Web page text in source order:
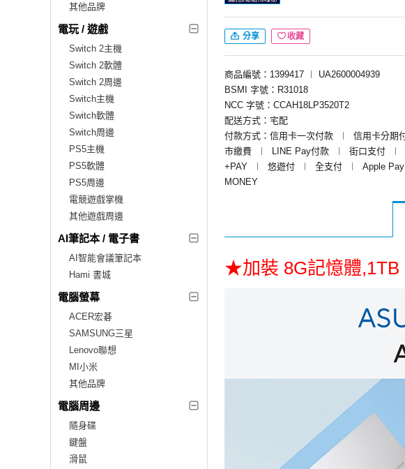
其他品牌
電玩 / 遊戲
Switch 2主機
Switch 2軟體
Switch 2周邊
Switch主機
Switch軟體
Switch周邊
PS5主機
PS5軟體
PS5周邊
電競遊戲掌機
其他遊戲周邊
AI筆記本 / 電子書
AI智能會議筆記本
Hami 書城
電腦螢幕
ACER宏碁
SAMSUNG三星
Lenovo聯想
MI小米
其他品牌
電腦周邊
隨身碟
鍵盤
滑鼠
分享 收藏
商品編號：1399417 ︱
UA2600004939
BSMI 字號：R31018
NCC 字號：CCAH18LP3520T2
配送方式：宅配
付款方式：信用卡一次付款
︱ 信用卡分期
市繳費
︱ LINE Pay付款 ︱ 街口支付 ︱
+PAY
︱ 悠遊付 ︱ 全支付 ︱ Apple Pay
MONEY
★加裝 8G記憶體